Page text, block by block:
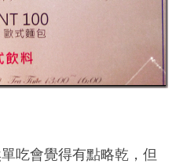
吃會覺得有點略乾，但